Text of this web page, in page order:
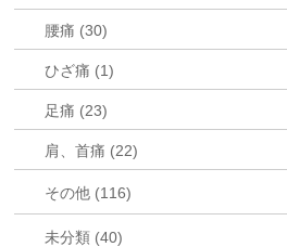
腰痛 (30)
ひざ痛 (1)
足痛 (23)
肩、首痛 (22)
その他 (116)
未分類 (40)